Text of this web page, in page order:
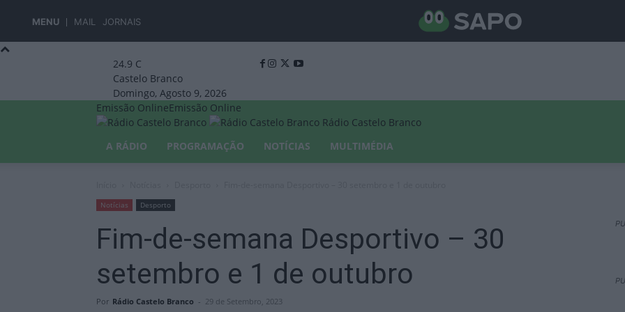
MENU MAIL JORNAIS
24.9 C
Castelo Branco
Domingo, Agosto 9, 2026
Emissão OnlineEmissão Online
Rádio Castelo Branco
A RÁDIO
PROGRAMAÇÃO NOTÍCIAS MULTIMÉDIA
Notícias Desporto
Fim-de-semana Desportivo – 30
setembro e 1 de outubro
Por Rádio Castelo Branco - 29 de Setembro, 2023